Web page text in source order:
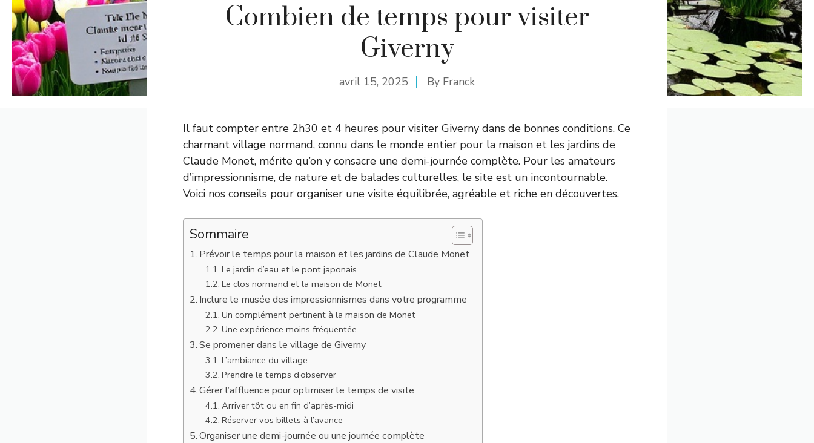
Combien de temps pour visiter
Giverny
avril 15, 2025 By Franck
Il faut compter entre 2h30 et 4 heures pour visiter Giverny dans de bonnes conditions. Ce
charmant village normand, connu dans le monde entier pour la maison et les jardins de
Claude Monet, mérite qu’on y consacre une demi-journée complète. Pour les amateurs
d’impressionnisme, de nature et de balades culturelles, le site est un incontournable.
Voici nos conseils pour organiser une visite équilibrée, agréable et riche en découvertes.
Sommaire
Prévoir le temps pour la maison et les jardins de Claude Monet
Le jardin d’eau et le pont japonais
Le clos normand et la maison de Monet
Inclure le musée des impressionnismes dans votre programme
Un complément pertinent à la maison de Monet
Une expérience moins fréquentée
Se promener dans le village de Giverny
L’ambiance du village
Prendre le temps d’observer
Gérer l’affluence pour optimiser le temps de visite
Arriver tôt ou en fin d’après-midi
Réserver vos billets à l’avance
Organiser une demi-journée ou une journée complète